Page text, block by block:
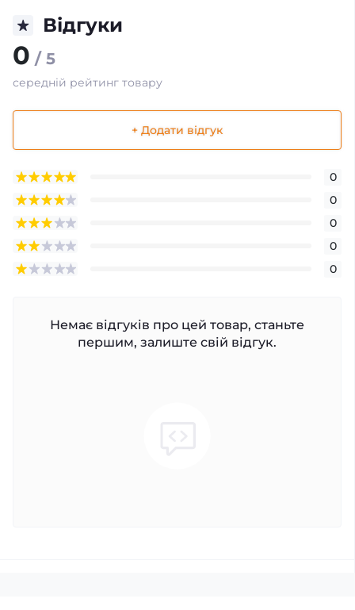
Відгуки
0 / 5
середній рейтинг товару
+ Додати відгук
0
0
0
0
0
Немає відгуків про цей товар, станьте
першим, залиште свій відгук.